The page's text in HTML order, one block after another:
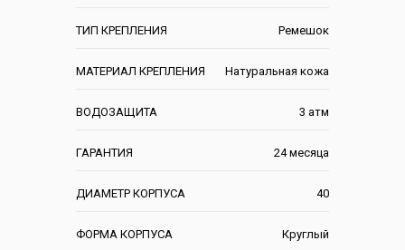
ТИП КРЕПЛЕНИЯ Ремешок
МАТЕРИАЛ КРЕПЛЕНИЯ Натуральная кожа
ВОДОЗАЩИТА 3 атм
ГАРАНТИЯ 24 месяца
ДИАМЕТР КОРПУСА 40
ФОРМА КОРПУСА Круглый